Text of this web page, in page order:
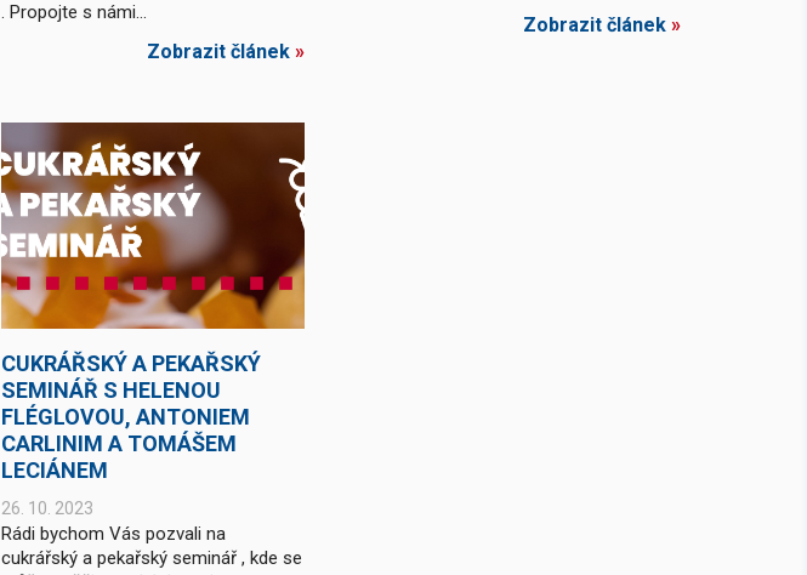
. Propojte s námi...
Zobrazit článek »
Zobrazit článek »
CUKRÁŘSKÝ A PEKAŘSKÝ
SEMINÁŘ S HELENOU
FLÉGLOVOU, ANTONIEM
CARLINIM A TOMÁŠEM
LECIÁNEM
26. 10. 2023
Rádi bychom Vás pozvali na
cukrářský a pekařský seminář , kde se